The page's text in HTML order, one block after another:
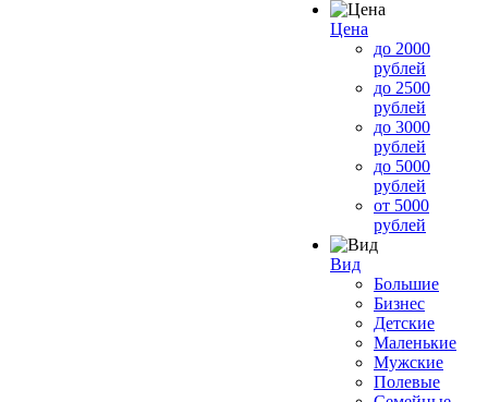
Цена
до 2000
рублей
до 2500
рублей
до 3000
рублей
до 5000
рублей
от 5000
рублей
Вид
Большие
Бизнес
Детские
Маленькие
Мужские
Полевые